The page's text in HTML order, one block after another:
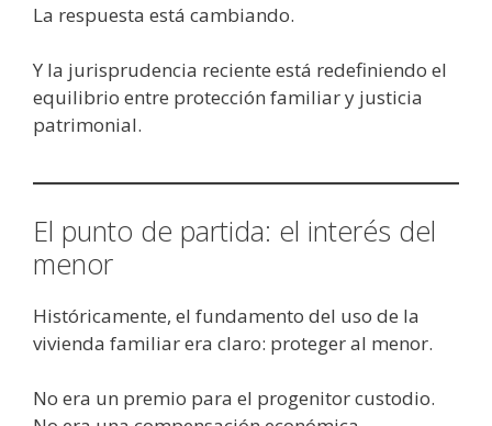
La respuesta está cambiando.
Y la jurisprudencia reciente está redefiniendo el
equilibrio entre protección familiar y justicia
patrimonial.
El punto de partida: el interés del
menor
Históricamente, el fundamento del uso de la
vivienda familiar era claro: proteger al menor.
No era un premio para el progenitor custodio.